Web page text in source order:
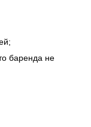
баренда не